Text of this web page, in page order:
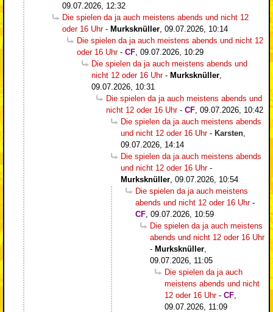
09.07.2026, 12:32
Die spielen da ja auch meistens abends und nicht 12
oder 16 Uhr- Murksknüller 09.07.2026, 10:14
Die spielen da ja auch meistens abends und nicht 12
oder 16 Uhr- CF 09.07.2026, 10:29
Die spielen da ja auch meistens abends und
nicht 12 oder 16 Uhr- Murksknüller
09.07.2026, 10:31
Die spielen da ja auch meistens abends und
nicht 12 oder 16 Uhr- CF 09.07.2026, 10:42
Die spielen da ja auch meistens abends
und nicht 12 oder 16 Uhr- Karsten
09.07.2026, 14:14
Die spielen da ja auch meistens abends
und nicht 12 oder 16 Uhr-
Murksknüller 09.07.2026, 10:54
Die spielen da ja auch meistens
abends und nicht 12 oder 16 Uhr-
CF 09.07.2026, 10:59
Die spielen da ja auch meistens
abends und nicht 12 oder 16 Uhr
- Murksknüller
09.07.2026, 11:05
Die spielen da ja auch
meistens abends und nicht
12 oder 16 Uhr- CF
09.07.2026, 11:09